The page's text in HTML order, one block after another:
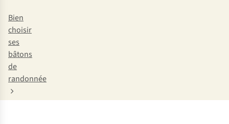
Bien
choisir
ses
bâtons
de
randonnée